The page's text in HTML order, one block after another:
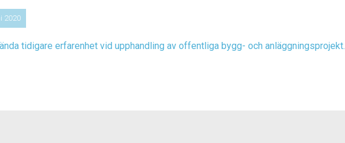
2020
tidigare erfarenhet vid upphandling av offentliga bygg- och anläggningsprojekt.